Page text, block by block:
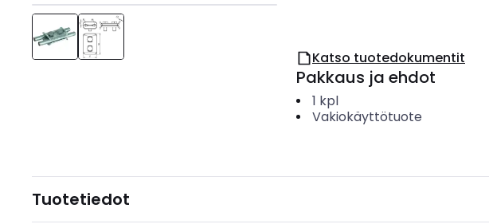
Katso tuotedokumentit
Pakkaus ja ehdot
1 kpl
Vakiokäyttötuote
Tuotetiedot